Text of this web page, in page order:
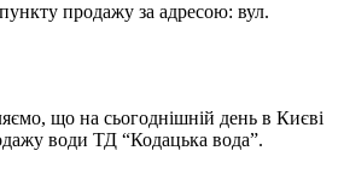
продажу за адресою: вул.
що на сьогоднішній день в Києві
води ТД “Кодацька вода”.